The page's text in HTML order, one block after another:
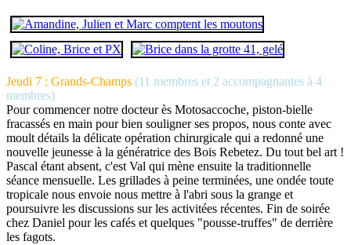
Jeudi 7 : Grands-Champs (11 membres et 2 accompagnantes à 4
membres)
Pour commencer notre docteur ès Motosaccoche, piston-bielle
fracassés en main pour bien souligner ses propos, nous conte avec
moult détails la délicate opération chirurgicale qui a redonné une
nouvelle jeunesse à la génératrice des Bois Rebetez. Du tout bel art !
Pascal étant absent, c'est Val qui mène ensuite la traditionnelle
séance mensuelle. Les grillades à peine terminées, une ondée toute
tropicale nous envoie nous mettre à l'abri sous la grange et
poursuivre les discussions sur les activitées récentes. Fin de soirée
chez Daniel pour les cafés et quelques "pousse-truffes" de derrière
les fagots.